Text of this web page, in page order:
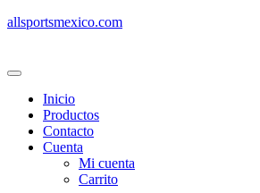
allsportsmexico.com
Inicio
Productos
Contacto
Cuenta
Mi cuenta
Carrito